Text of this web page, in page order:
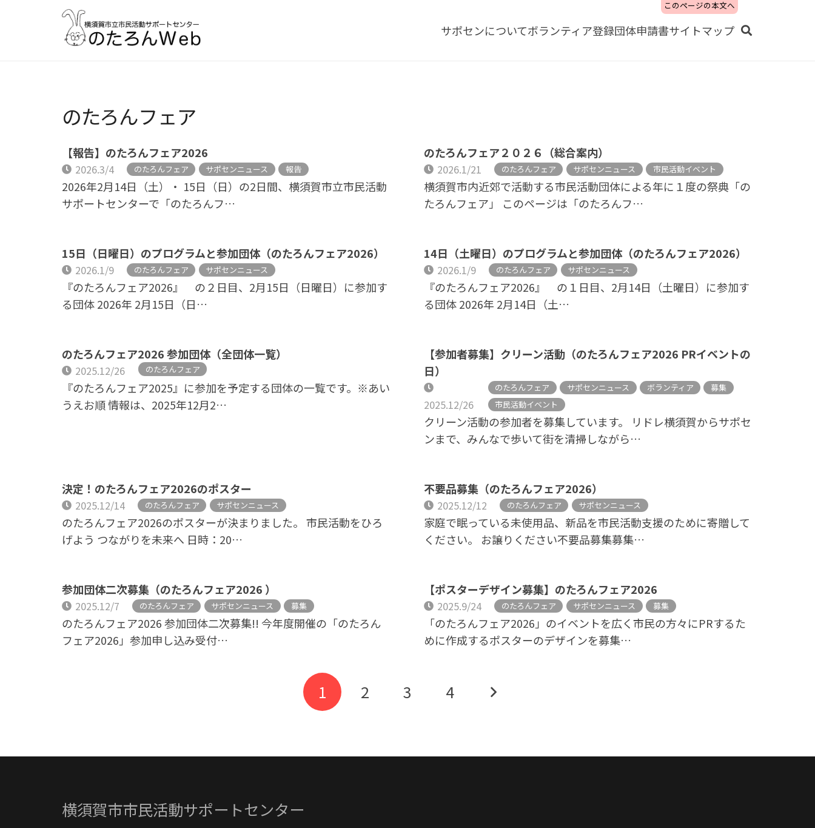
このページの本文へ
サポセンについてボランティア登録団体申請書サイトマップ
のたろんフェア
【報告】のたろんフェア2026
2026.3/4 のたろんフェア サポセンニュース 報告
2026年2月14日（土）・ 15日（日）の2日間、横須賀市立市民活動
サポートセンターで「のたろんフ…
のたろんフェア２０２６（総合案内）
2026.1/21 のたろんフェア サポセンニュース 市民活動イベント
横須賀市内近郊で活動する市民活動団体による年に１度の祭典「の
たろんフェア」 このページは「のたろんフ…
15日（日曜日）のプログラムと参加団体（のたろんフェア2026）
2026.1/9 のたろんフェア サポセンニュース
『のたろんフェア2026』 の２日目、2月15日（日曜日）に参加す
る団体 2026年 2月15日（日…
14日（土曜日）のプログラムと参加団体（のたろんフェア2026）
2026.1/9 のたろんフェア サポセンニュース
『のたろんフェア2026』 の１日目、2月14日（土曜日）に参加す
る団体 2026年 2月14日（土…
のたろんフェア2026 参加団体（全団体一覧）
2025.12/26 のたろんフェア
『のたろんフェア2025』に参加を予定する団体の一覧です。※あい
うえお順 情報は、2025年12月2…
【参加者募集】クリーン活動（のたろんフェア2026 PRイベントの
日）
2025.12/26
のたろんフェア サポセンニュース ボランティア
募集
市民活動イベント
クリーン活動の参加者を募集しています。 リドレ横須賀からサポセ
ンまで、みんなで歩いて街を清掃しながら…
決定！のたろんフェア2026のポスター
2025.12/14 のたろんフェア サポセンニュース
のたろんフェア2026のポスターが決まりました。 市民活動をひろ
げよう つながりを未来へ 日時：20…
不要品募集（のたろんフェア2026）
2025.12/12 のたろんフェア サポセンニュース
家庭で眠っている未使用品、新品を市民活動支援のために寄贈して
ください。 お譲りください不要品募集募集…
参加団体二次募集（のたろんフェア2026 ）
2025.12/7 のたろんフェア サポセンニュース 募集
のたろんフェア2026 参加団体二次募集!! 今年度開催の「のたろん
フェア2026」参加申し込み受付…
【ポスターデザイン募集】のたろんフェア2026
2025.9/24 のたろんフェア サポセンニュース 募集
「のたろんフェア2026」のイベントを広く市民の方々にPRするた
めに作成するポスターのデザインを募集…
1 2 3 4
横須賀市市民活動サポートセンター